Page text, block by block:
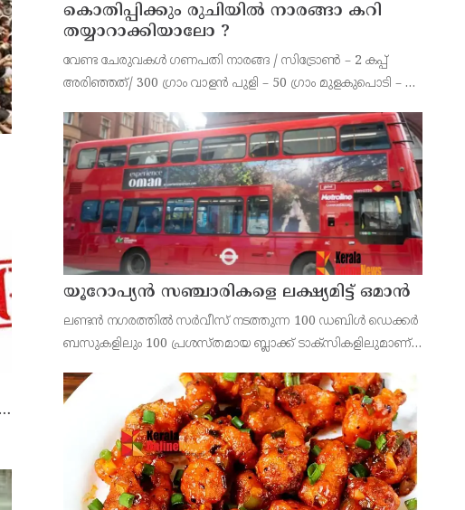
കൊതിപ്പിക്കും രുചിയിൽ നാരങ്ങാ കറി
തയ്യാറാക്കിയാലോ ?
വേണ്ട ചേരുവകൾ ഗണപതി നാരങ്ങ / സിട്രോൺ – 2 കപ്പ്
അരിഞ്ഞത്/ 300 ഗ്രാം വാളൻ പുളി – 50 ഗ്രാം മുളകുപൊടി – 3
ഇഞ്ചി – ഒരു ചെറിയ കഷണം വെളുത്തുള്ളി – 10 മുതൽ
യൂറോപ്യന്‍ സഞ്ചാരികളെ ലക്ഷ്യമിട്ട് ഒമാന്‍
ലണ്ടന്‍ നഗരത്തില്‍ സര്‍വീസ് നടത്തുന്ന 100 ഡബിള്‍ ഡെക്കര്‍
ബസുകളിലും 100 പ്രശസ്തമായ ബ്ലാക്ക് ടാക്‌സികളിലുമാണ്
പതിപ്പിച്ചിരിക്കുന്നത്.